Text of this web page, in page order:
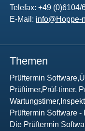
Telefax: +49 (0)6104/
E-Mail: info@Hoppe-
Themen
Prüftermin
Prüftimer,Prüf-timer,
Prüftermin Software
Die Prüftermin